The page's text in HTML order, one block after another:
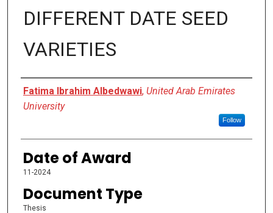
DIFFERENT DATE SEED
VARIETIES
Author
Fatima Ibrahim Albedwawi, United Arab Emirates
University
Follow
Date of Award
11-2024
Document Type
Thesis